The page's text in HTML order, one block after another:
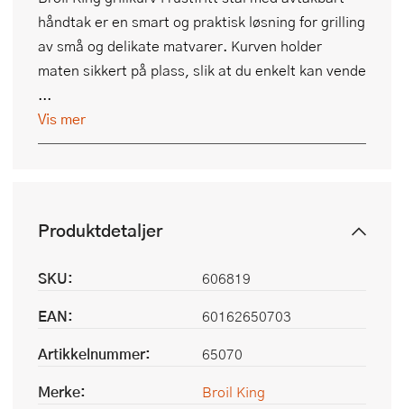
håndtak er en smart og praktisk løsning for grilling
av små og delikate matvarer. Kurven holder
maten sikkert på plass, slik at du enkelt kan vende
...
Vis mer
Produktdetaljer
SKU:
606819
EAN:
60162650703
Artikkelnummer:
65070
Merke:
Broil King